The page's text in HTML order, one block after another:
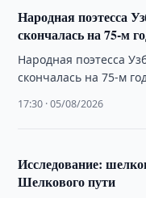
Народная поэтесса
скончалась на 75-м
Народная поэтесса
скончалась на 75-м
17:30 · 05/08/2026
Исследование:
Шелкового пути